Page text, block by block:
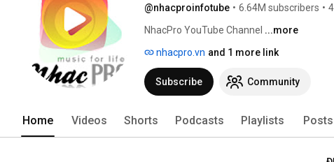
@nhacproinfotube • 6.64M subscribers •
NhacPro YouTube Channel ...more
nhacpro.vn and 1 more link
Subscribe Community
Home Videos Shorts Podcasts Playlists Posts